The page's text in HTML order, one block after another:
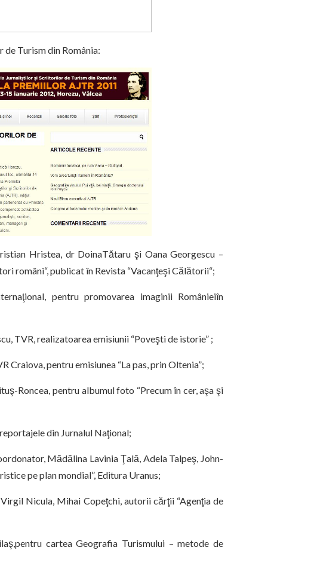
Turism din România:
Hristea, dr DoinaTătaru şi Oana Georgescu –
români“, publicat în Revista “Vacanţeşi Călătorii“;
pentru promovarea imaginii Românieiîn
TVR, realizatoarea emisiunii “Poveşti de istorie” ;
Craiova, pentru emisiunea “La pas, prin Oltenia”;
Roncea, pentru albumul foto “Precum în cer, aşa şi
din Jurnalul Naţional;
Mădălina Lavinia Ţală, Adela Talpeş, John-
pe plan mondial”, Editura Uranus;
Nicula, Mihai Copeţchi, autorii cărţii “Agenţia de
cartea Geografia Turismului – metode de